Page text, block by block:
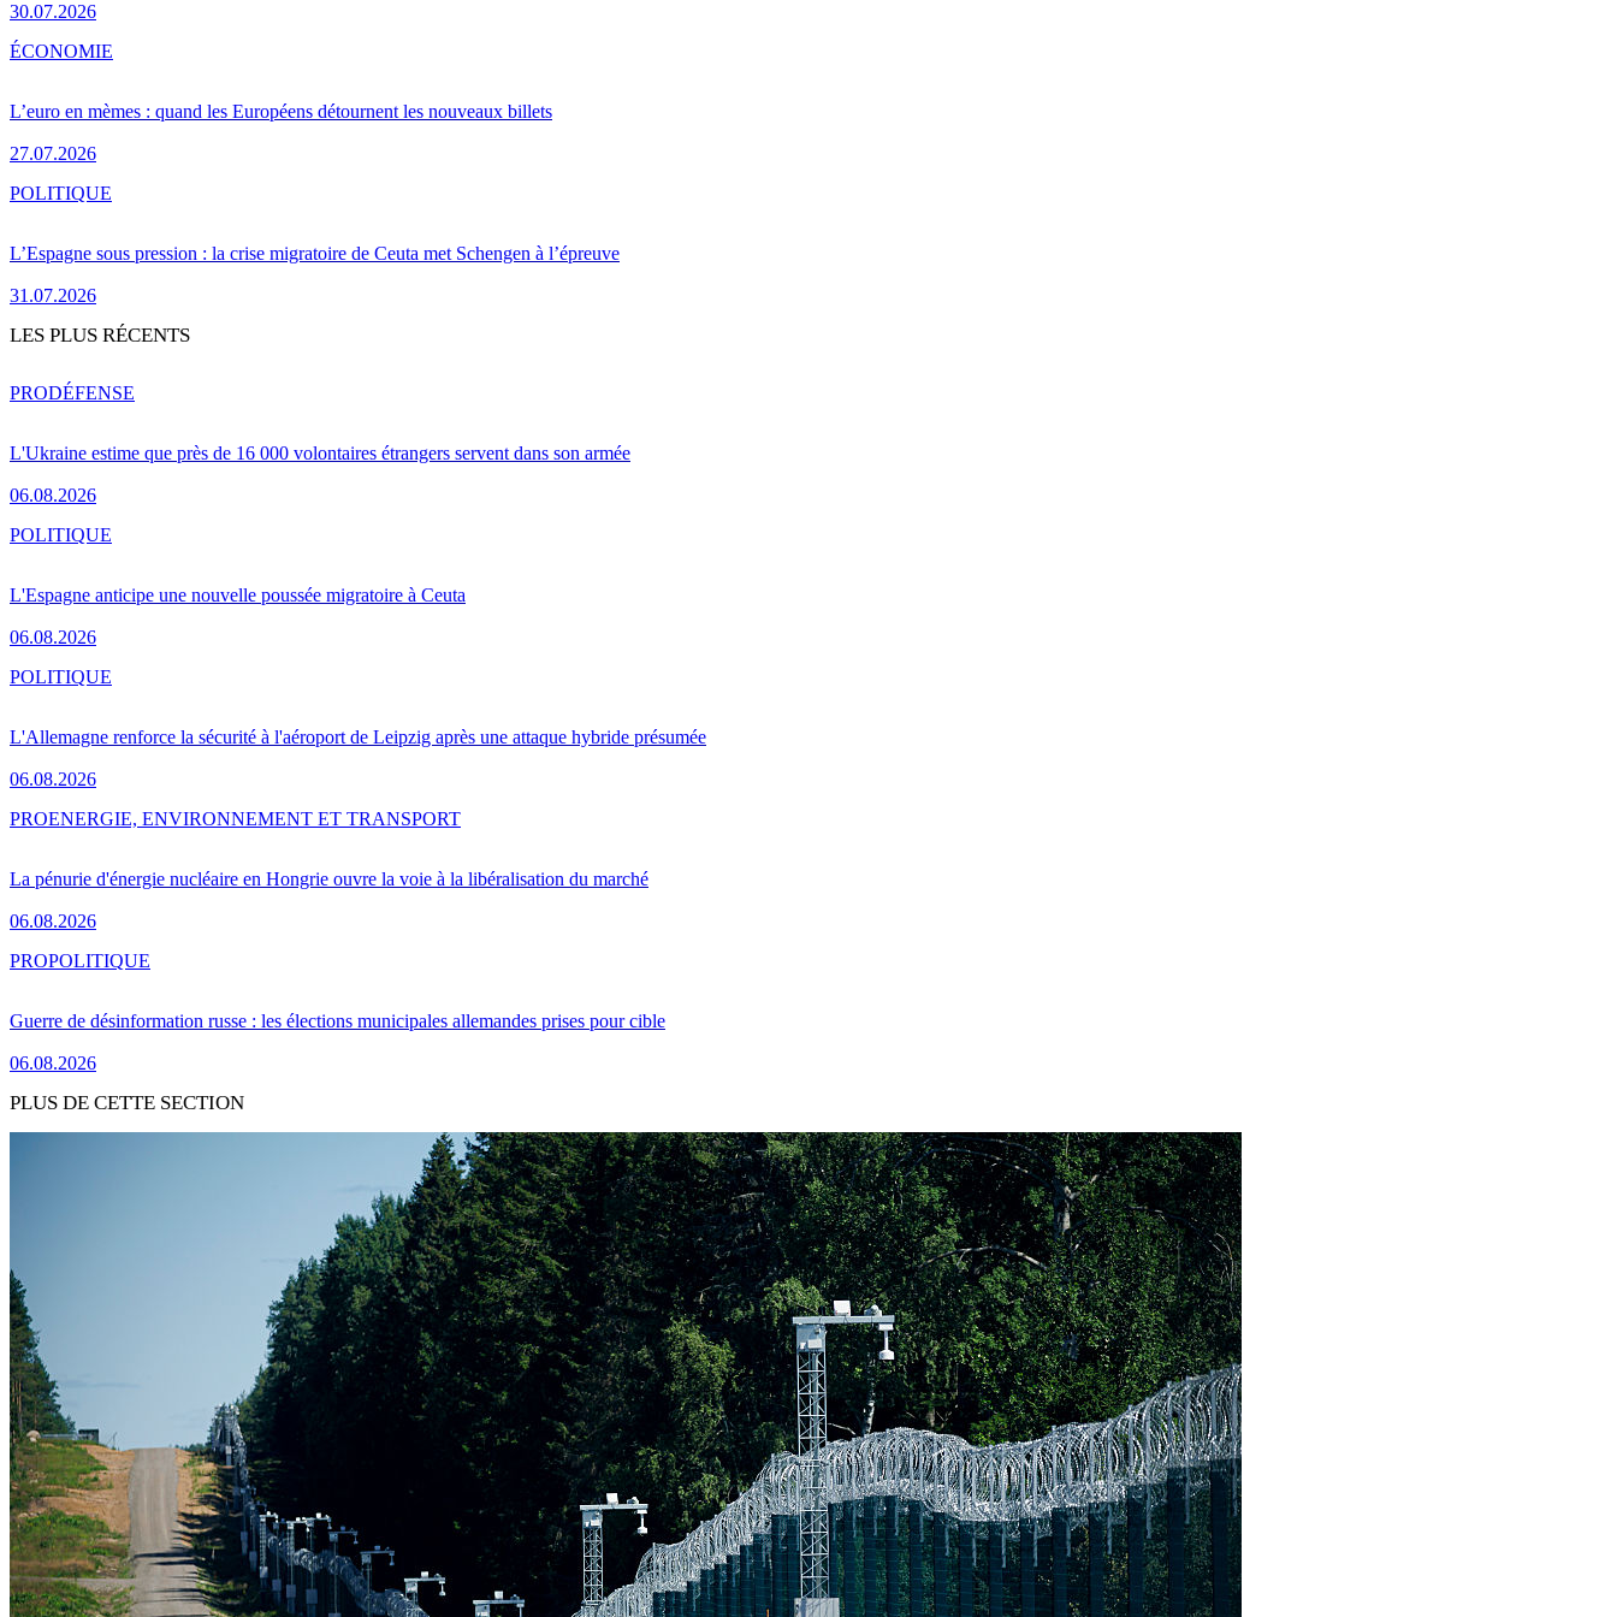
30.07.2026
L’euro en mèmes : quand les Européens détournent les nouveaux billets
27.07.2026
ÉCONOMIE
L’Espagne sous pression : la crise migratoire de Ceuta met Schengen à l’épreuve
31.07.2026
POLITIQUE
LES PLUS RÉCENTS
L'Ukraine estime que près de 16 000 volontaires étrangers servent dans son armée
06.08.2026
PRODÉFENSE
L'Espagne anticipe une nouvelle poussée migratoire à Ceuta
06.08.2026
POLITIQUE
L'Allemagne renforce la sécurité à l'aéroport de Leipzig après une attaque hybride présumée
06.08.2026
POLITIQUE
La pénurie d'énergie nucléaire en Hongrie ouvre la voie à la libéralisation du marché
06.08.2026
PROENERGIE, ENVIRONNEMENT ET TRANSPORT
Guerre de désinformation russe : les élections municipales allemandes prises pour cible
06.08.2026
PROPOLITIQUE
PLUS DE CETTE SECTION